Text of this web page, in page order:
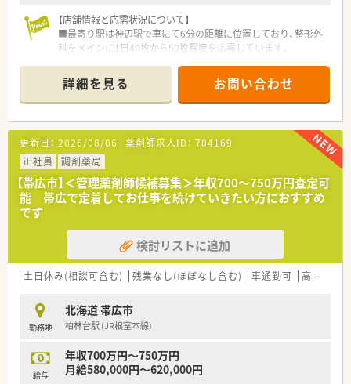
【店舗情報と応需状況について】
■最寄り駅は神辺駅で車にて6分の距離に位置しており、整形外
科をメインに1日40枚から50枚程度を応需しています。
で人気の整形外科門前として安定した枚数があります。
■施設調剤にも注力しており現在は約50名分に対応中で、2026
年にはさらに受け入れ施設が増える予定です。
【募集背景と求める人物像について】
■今後の駅家から神辺ラインでの新規出店を計画しており、将来
的に管理薬剤師を任せられる方を急募しています。
■経験者の方を対象とした募集となっており、新しい環境で自身
のスキルを試したい意欲的な方を求めています。
■20代のバイタリティ溢れる担当者と共に、地域医療を支える
【法人特徴について】
■広島県福山市を拠点に地域密着型の運営を続けており、整形外
科の処方箋応需を中心に在宅医療も展開しています。
最新機器の導入による効率化も推進しています。
■平成15年に設立された比較的若い組織であり、現場の意見を
取り入れながら柔軟に成長を続けている法人です。
【求人情報について】
■想定年収は550万円から600万円の高水準となっており、これ
詳細を見る お問い合わせ
更新日： 2026/08/06 薬剤師求人ID： 704169
正社員
調剤薬局
【帯広市】＜管理薬剤師候補募集＞年収700～750万円査定可
能 帯広で定着してお仕事を続けていきたい方におすすめ
です
検討リストに追加
土日休み(相談可含む) 残業なし(ほぼなし含む) 車通勤可 高給与(600万円以上)
勤務地
北海道 帯広市
柏林台駅 (JR根室本線)
給与
年収700万円～750万円
月給580,000円～620,000円